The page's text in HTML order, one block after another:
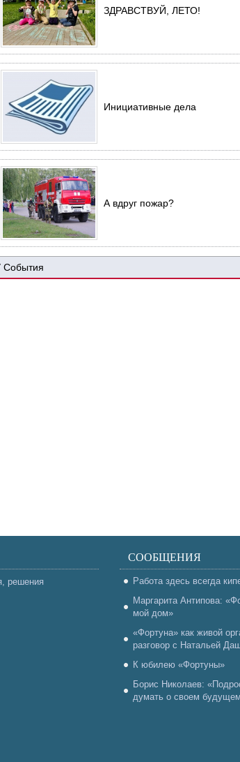
ЗДРАВСТВУЙ, ЛЕТО!
Инициативные дела
А вдруг пожар?
События
решения
СООБЩЕНИЯ
Работа здесь всегда
Маргарита Антипова:
мой дом»
«Фортуна» как живой
разговор с Натальей
К юбилею «Фортуны»
Борис Николаев:
думать о своем